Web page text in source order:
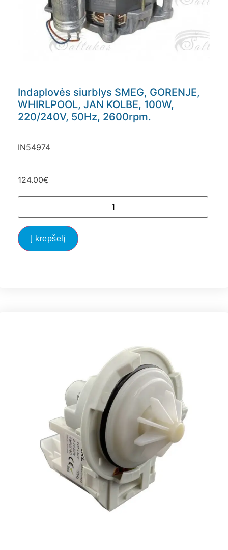
Indaplovės siurblys SMEG, GORENJE,
WHIRLPOOL, JAN KOLBE, 100W,
220/240V, 50Hz, 2600rpm.
IN54974
124.00€
Į krepšelį